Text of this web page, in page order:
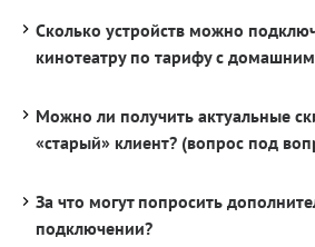
Сколько устройств можно
кинотеатру по тарифу с
Можно ли получить актуальные
«старый» клиент? (вопрос под
За что могут попросить
подключении?